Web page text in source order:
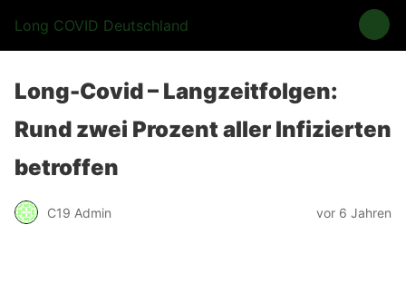
Long COVID Deutschland
Long-Covid – Langzeitfolgen:
Rund zwei Prozent aller Infizierten
betroffen
C19 Admin vor 6 Jahren